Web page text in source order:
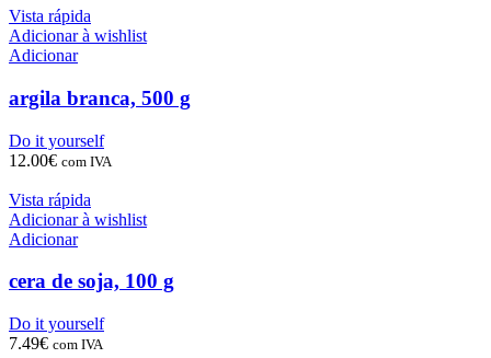
Vista rápida
Adicionar à wishlist
Adicionar
argila branca, 500 g
Do it yourself
12.00€ com IVA
Vista rápida
Adicionar à wishlist
Adicionar
cera de soja, 100 g
Do it yourself
7.49€ com IVA